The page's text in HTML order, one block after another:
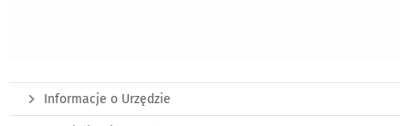
Informacje o Urzędzie